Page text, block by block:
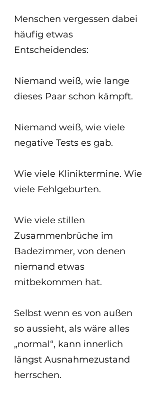
Menschen vergessen dabei
häufig etwas
Entscheidendes:
Niemand weiß, wie lange
dieses Paar schon kämpft.
Niemand weiß, wie viele
negative Tests es gab.
Wie viele Kliniktermine. Wie
viele Fehlgeburten.
Wie viele stillen
Zusammenbrüche im
Badezimmer, von denen
niemand etwas
mitbekommen hat.
Selbst wenn es von außen
so aussieht, als wäre alles
„normal“, kann innerlich
längst Ausnahmezustand
herrschen.